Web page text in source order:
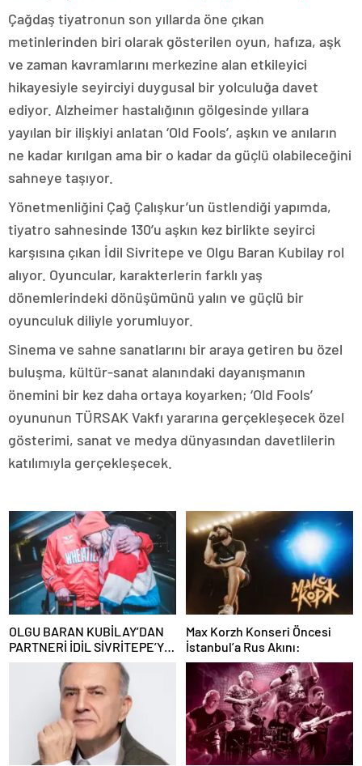
Çağdaş tiyatronun son yıllarda öne çıkan
metinlerinden biri olarak gösterilen oyun, hafıza, aşk
ve zaman kavramlarını merkezine alan etkileyici
hikayesiyle seyirciyi duygusal bir yolculuğa davet
ediyor. Alzheimer hastalığının gölgesinde yıllara
yayılan bir ilişkiyi anlatan ‘Old Fools’, aşkın ve anıların
ne kadar kırılgan ama bir o kadar da güçlü olabileceğini
sahneye taşıyor.
Yönetmenliğini Çağ Çalışkur’un üstlendiği yapımda,
tiyatro sahnesinde 130’u aşkın kez birlikte seyirci
karşısına çıkan İdil Sivritepe ve Olgu Baran Kubilay rol
alıyor. Oyuncular, karakterlerin farklı yaş
dönemlerindeki dönüşümünü yalın ve güçlü bir
oyunculuk diliyle yorumluyor.
Sinema ve sahne sanatlarını bir araya getiren bu özel
buluşma, kültür-sanat alanındaki dayanışmanın
önemini bir kez daha ortaya koyarken; ‘Old Fools’
oyununun TÜRSAK Vakfı yararına gerçekleşecek özel
gösterimi, sanat ve medya dünyasından davetlilerin
katılımıyla gerçekleşecek.
OLGU BARAN KUBİLAY’DAN
PARTNERİ İDİL SİVRİTEPE’YE
ÖVGÜ DOLU SÖZLER!
Max Korzh Konseri Öncesi
İstanbul’a Rus Akını: